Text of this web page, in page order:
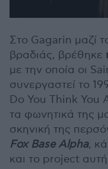
Στο Gagarin μαζί
βραδιάς, βρέθηκε
με την οποία οι
συνεργαστεί το
Do You Think You
τα φωνητικά της
σκηνική της
Fox Base Alpha,
και το project